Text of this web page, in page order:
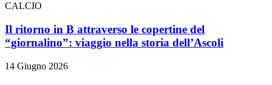
CALCIO
Il ritorno in B attraverso le copertine del
“giornalino”: viaggio nella storia dell’Ascoli
14 Giugno 2026